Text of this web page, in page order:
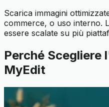
Scarica immagini
commerce, o uso interno.
essere scalate su più
Perché
MyEdit